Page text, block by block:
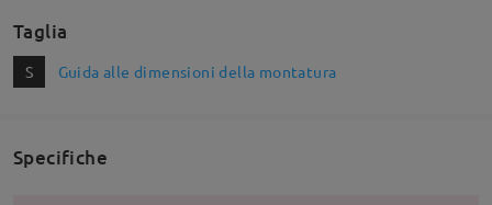
Taglia
S Guida alle dimensioni della montatura
Specifiche